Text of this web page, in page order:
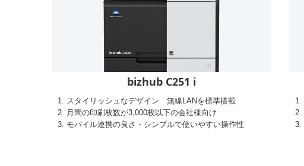
bizhub C251 i
スタイリッシュなデザイン 無線LANを標準搭載
月間の印刷枚数が3,000枚以下の会社様向け
モバイル連携の良さ・シンプルで使いやすい操作性